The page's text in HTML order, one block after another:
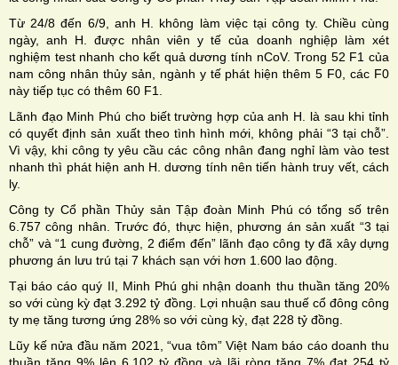
Từ 24/8 đến 6/9, anh H. không làm việc tại công ty. Chiều cùng
ngày, anh H. được nhân viên y tế của doanh nghiệp làm xét
nghiệm test nhanh cho kết quả dương tính nCoV. Trong 52 F1 của
nam công nhân thủy sản, ngành y tế phát hiện thêm 5 F0, các F0
này tiếp tục có thêm 60 F1.
Lãnh đạo Minh Phú cho biết trường hợp của anh H. là sau khi tỉnh
có quyết định sản xuất theo tình hình mới, không phải “3 tại chỗ”.
Vì vậy, khi công ty yêu cầu các công nhân đang nghỉ làm vào test
nhanh thì phát hiện anh H. dương tính nên tiến hành truy vết, cách
ly.
Công ty Cổ phần Thủy sản Tập đoàn Minh Phú có tổng số trên
6.757 công nhân. Trước đó, thực hiện, phương án sản xuất “3 tại
chỗ” và “1 cung đường, 2 điểm đến” lãnh đạo công ty đã xây dựng
phương án lưu trú tại 7 khách sạn với hơn 1.600 lao động.
Tại báo cáo quý II, Minh Phú ghi nhận doanh thu thuần tăng 20%
so với cùng kỳ đạt3.292 tỷ đồng . Lợi nhuận sau thuế cổ đông công
ty mẹ tăng tương ứng 28% so với cùng kỳ, đạt 228 tỷ đồng
Lũy kế nửa đầu năm 2021, “vua tôm” Việt Nam báo cáo doanh thu
thuần tăng 9% lên6.102 tỷ đồng và lãi ròng tăng 7% đạt 254 tỷ